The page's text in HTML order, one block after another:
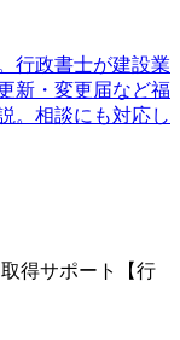
行政書士が建設業
新・変更届など福
。相談にも対応し
得サポート【行